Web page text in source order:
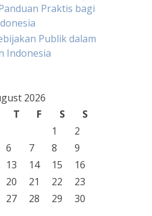
Praktis bagi
Publik dalam
Indonesia
2026
T F S
S
1
2
6 7 8
9
13 14 15
16
20 21 22
23
27 28 29
30